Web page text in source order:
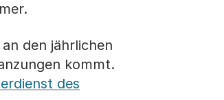
den jährlichen
kommt.
des